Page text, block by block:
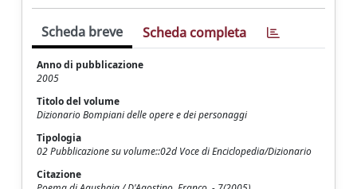
Scheda breve Scheda completa
Anno di pubblicazione
2005
Titolo del volume
Dizionario Bompiani delle opere e dei personaggi
Tipologia
02 Pubblicazione su volume::02d Voce di Enciclopedia/Dizionario
Citazione